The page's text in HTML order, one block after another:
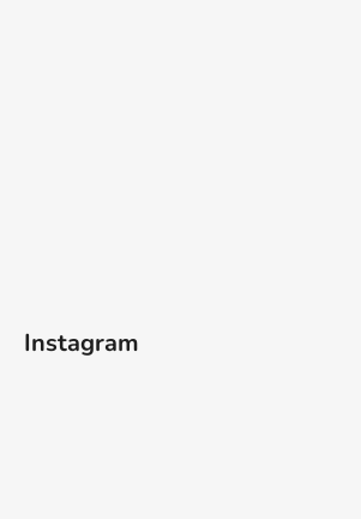
Instagram